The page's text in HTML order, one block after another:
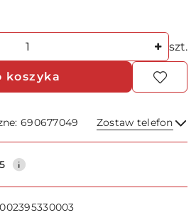
szt.
koszyka
690677049 Zostaw telefon
Wyślij